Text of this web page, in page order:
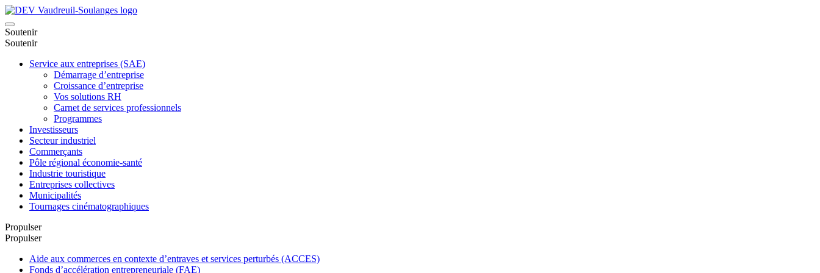
Soutenir
Soutenir
Service aux entreprises (SAE)
Démarrage d’entreprise
Croissance d’entreprise
Vos solutions RH
Carnet de services professionnels
Programmes
Investisseurs
Secteur industriel
Commerçants
Pôle régional économie-santé
Industrie touristique
Entreprises collectives
Municipalités
Tournages cinématographiques
Propulser
Propulser
Aide aux commerces en contexte d’entraves et services perturbés (ACCES)
Fonds d’accélération entrepreneuriale (FAE)